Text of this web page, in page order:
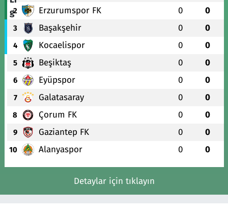
2 Erzurumspor FK 0 0
3 Başakşehir 0 0
4 Kocaelispor 0 0
5 Beşiktaş 0 0
6 Eyüpspor 0 0
7 Galatasaray 0 0
8 Çorum FK 0 0
9 Gaziantep FK 0 0
10 Alanyaspor 0 0
Detaylar için tıklayın